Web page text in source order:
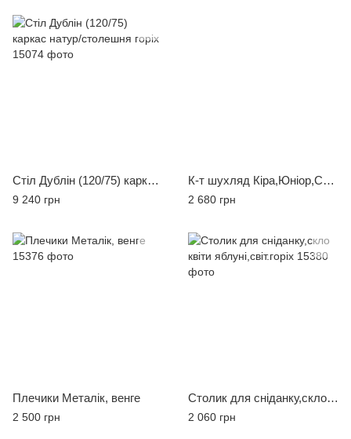
Стіл Дублін (120/75) каркас натур/столешня горіх
9 240 грн
К-т шухляд Кіра,Юніор,Скандінавія 2000 т. горіх
2 680 грн
Плечики Металік, венге
2 500 грн
Столик для сніданку,скло квіти яблуні,світ.горіх
2 060 грн